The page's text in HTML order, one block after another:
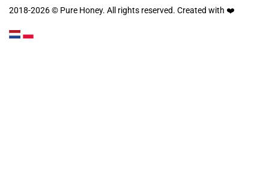
2018-2026 © Pure Honey. All rights reserved. Created with ❤️